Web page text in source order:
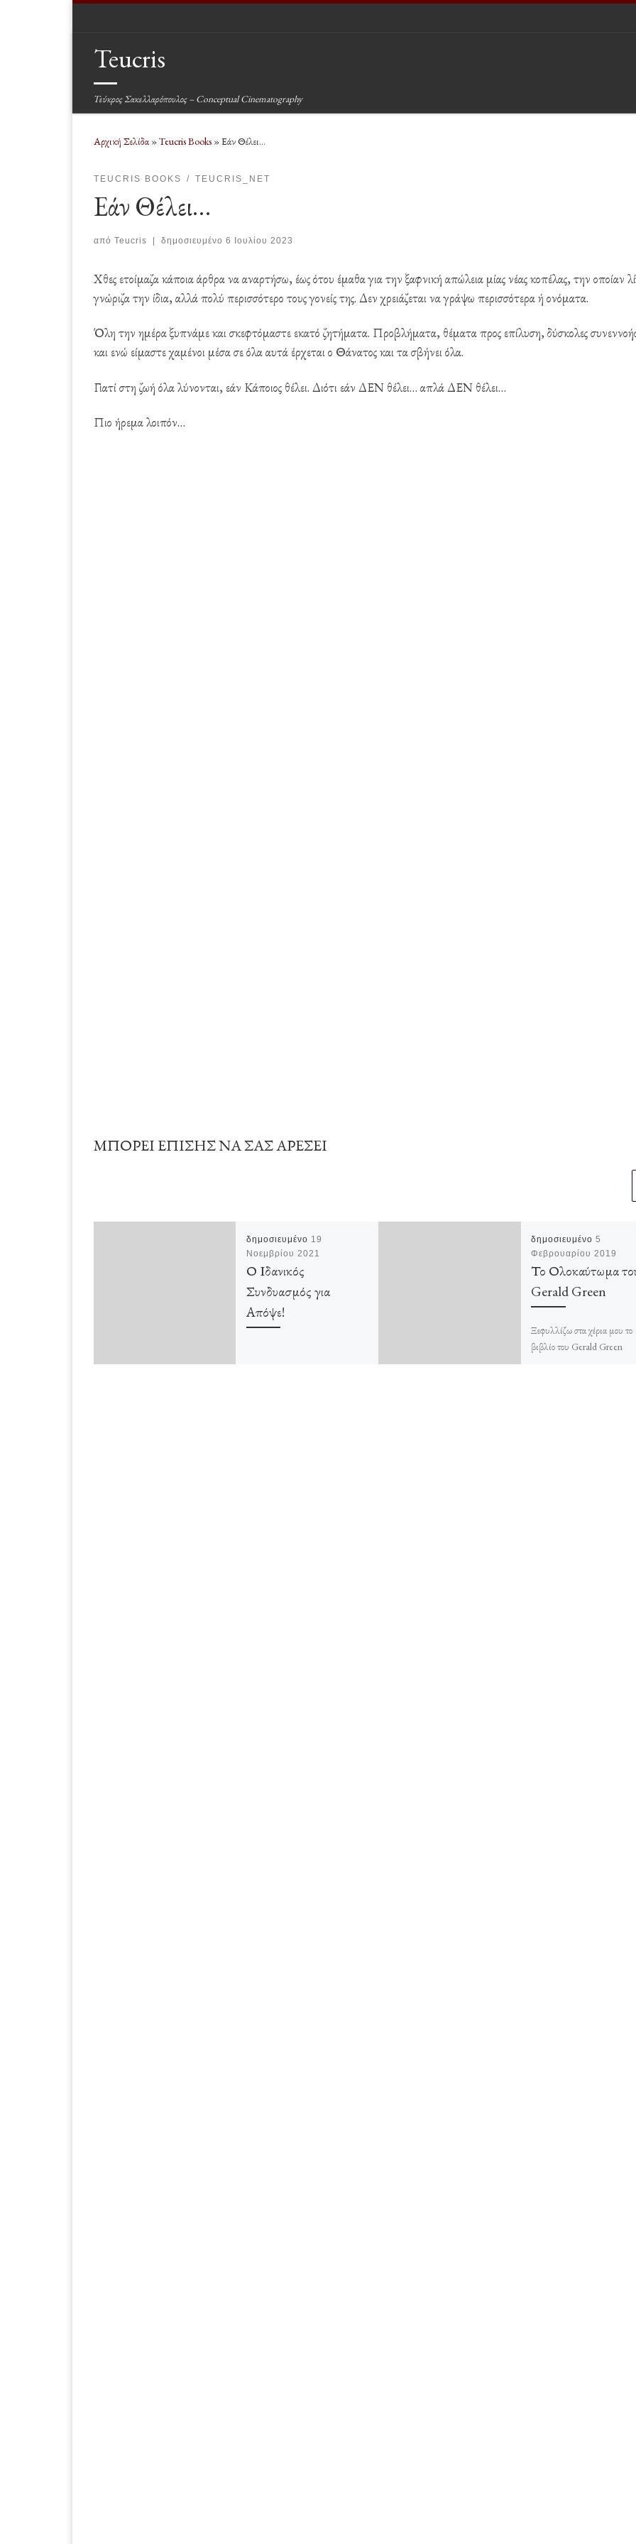
Teucris
Τεύκρος Σακελλαρόπουλος – Conceptual Cinematography
Αρχική Σελίδα»Teucris Books »Εάν Θέλει…
TEUCRIS BOOKS TEUCRIS_NET
Εάν Θέλει…
από Teucris | δημοσιευμένο 6 Ιουλίου 2023
Χθες ετοίμαζα κάποια άρθρα να αναρτήσω, έως ότου έμαθα για την ξαφνική απώλεια μίας νέας κοπέλας, την οποίαν
γνώριζα την ίδια, αλλά πολύ περισσότερο τους γονείς της. Δεν χρειάζεται να γράψω περισσότερα ή ονόματα.
Όλη την ημέρα ξυπνάμε και σκεφτόμαστε εκατό ζητήματα. Προβλήματα, θέματα προς επίλυση, δύσκολες
και ενώ είμαστε χαμένοι μέσα σε όλα αυτά έρχεται ο Θάνατος και τα σβήνει όλα.
Γιατί στη ζωή όλα λύνονται, εάν Κάποιος θέλει. Διότι εάν ΔΕΝ θέλει… απλά ΔΕΝ θέλει…
Πιο ήρεμα λοιπόν…
ΜΠΟΡΕΊ ΕΠΊΣΗΣ ΝΑ ΣΑΣ ΑΡΈΣΕΙ
δημοσιευμένο 19
Νοεμβρίου 2021
Ο Ιδανικός
Συνδυασμός για
Απόψε!
δημοσιευμένο 5
Φεβρουαρίου 2019
Το Ολοκαύτωμα
Gerald Green
Ξεφυλλίζω στα χέρια μου το
βιβλίο του Gerald Green